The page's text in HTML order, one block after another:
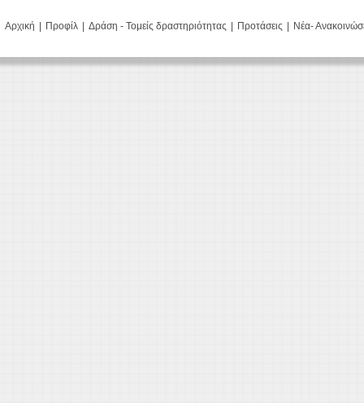
Αρχική Προφίλ Δράση - Τομείς δραστηριότητας Προτάσεις Νέα-